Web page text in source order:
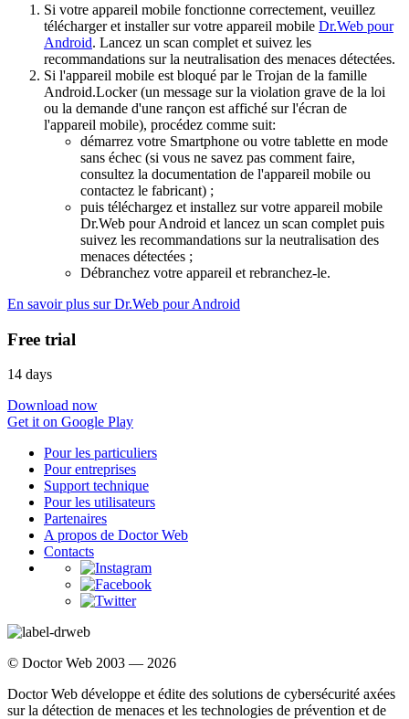
Si votre appareil mobile fonctionne correctement, veuillez
télécharger et installer sur votre appareil mobile Dr.Web pour
Android. Lancez un scan complet et suivez les
recommandations sur la neutralisation des menaces détectées.
Si l'appareil mobile est bloqué par le Trojan de la famille
Android.Locker (un message sur la violation grave de la loi
ou la demande d'une rançon est affiché sur l'écran de
l'appareil mobile), procédez comme suit:
démarrez votre Smartphone ou votre tablette en mode
sans échec (si vous ne savez pas comment faire,
consultez la documentation de l'appareil mobile ou
contactez le fabricant) ;
puis téléchargez et installez sur votre appareil mobile
Dr.Web pour Android et lancez un scan complet puis
suivez les recommandations sur la neutralisation des
menaces détectées ;
Débranchez votre appareil et rebranchez-le.
En savoir plus sur Dr.Web pour Android
Free trial
14 days
Download now
Get it on Google Play
Pour les particuliers
Pour entreprises
Support technique
Pour les utilisateurs
Partenaires
A propos de Doctor Web
Contacts
© Doctor Web 2003 — 2026
Doctor Web développe et édite des solutions de cybersécurité axées
sur la détection de menaces et les technologies de prévention et de